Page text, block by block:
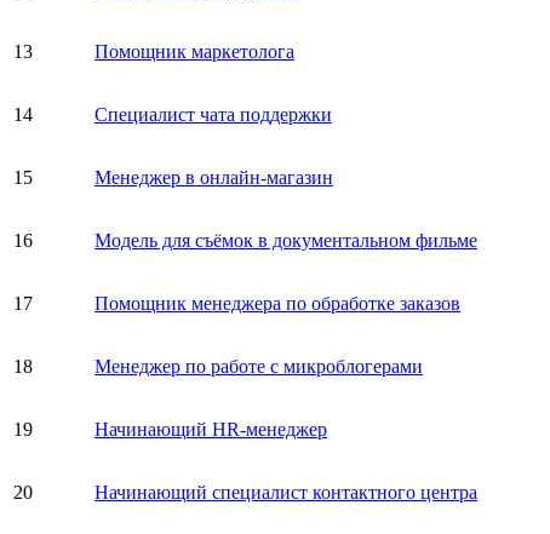
13 Помощник маркетолога
14 Специалист чата поддержки
15 Менеджер в онлайн-магазин
16 Модель для съёмок в документальном фильме
17 Помощник менеджера по обработке заказов
18 Менеджер по работе с микроблогерами
19 Начинающий HR-менеджер
20 Начинающий специалист контактного центра